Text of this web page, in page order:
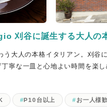
刈谷に誕生する大人の
う大人の本格イタリアン。刈谷
寧な一皿と心地よい時間を楽し
P10台以上 お一人様